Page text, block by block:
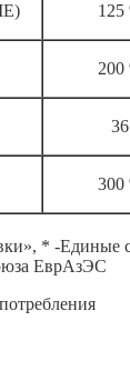
300
* -Единые
ЕврАзЭС